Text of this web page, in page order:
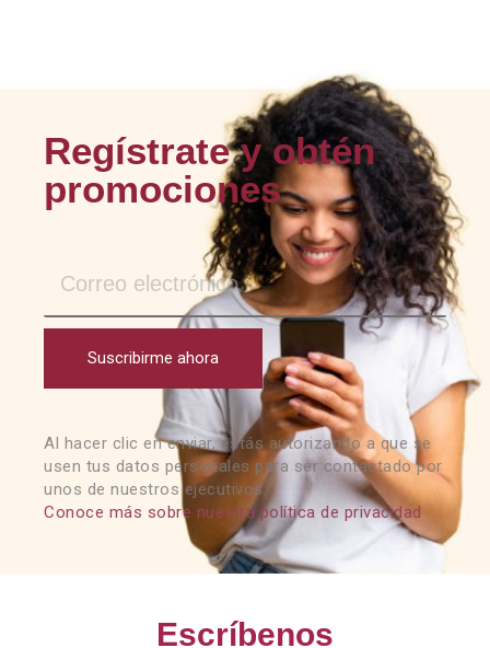
Regístrate y obtén
promociones
Suscribirme ahora
Al hacer clic en enviar, estás autorizando a que se
usen tus datos personales para ser contactado por
unos de nuestros ejecutivos.
Conoce más sobre nuestra política de privacidad
Escríbenos